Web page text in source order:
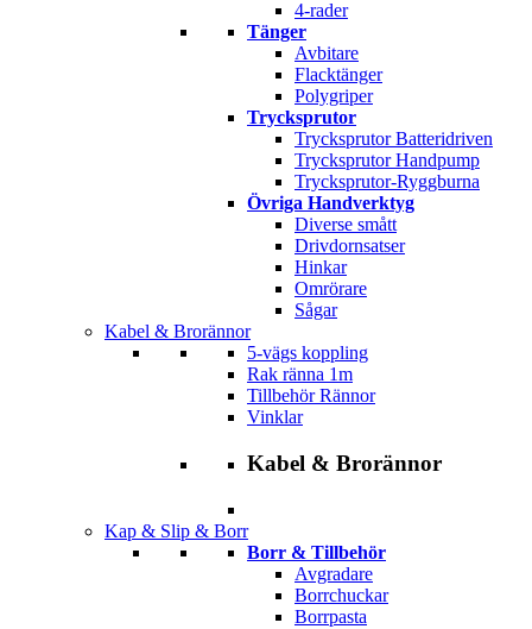
4-rader
Tänger
Avbitare
Flacktänger
Polygriper
Trycksprutor
Trycksprutor Batteridriven
Trycksprutor Handpump
Trycksprutor-Ryggburna
Övriga Handverktyg
Diverse smått
Drivdornsatser
Hinkar
Omrörare
Sågar
Kabel & Brorännor
5-vägs koppling
Rak ränna 1m
Tillbehör Rännor
Vinklar
Kabel & Brorännor
Kap & Slip & Borr
Borr & Tillbehör
Avgradare
Borrchuckar
Borrpasta